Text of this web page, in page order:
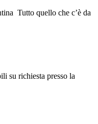
Tutto quello che c’è da
su richiesta presso la